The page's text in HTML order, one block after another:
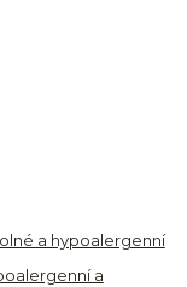
a hypoalergenní
a